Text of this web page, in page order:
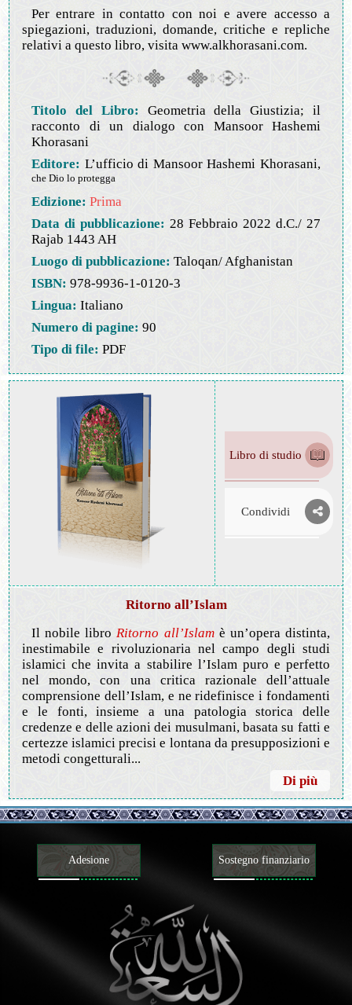
Per entrare in contatto con noi e avere accesso a
spiegazioni, traduzioni, domande, critiche e repliche
relativi a questo libro, visita www.alkhorasani.com.
Titolo del Libro: Geometria della Giustizia; il
racconto di un dialogo con Mansoor Hashemi
Khorasani
Editore: L’ufficio di Mansoor Hashemi Khorasani,
che Dio lo protegga
Edizione: Prima
Data di pubblicazione: 28 Febbraio 2022 d.C./ 27
Rajab 1443 AH
Luogo di pubblicazione: Taloqan/ Afghanistan
ISBN: 978-9936-1-0120-3
Lingua: Italiano
Numero di pagine: 90
Tipo di file: PDF
Libro di studio
Condividi
Ritorno all’Islam
Il nobile libro Ritorno all’Islamè un’opera distinta,
inestimabile e rivoluzionaria nel campo degli studi
islamici che invita a stabilire l’Islam puro e perfetto
nel mondo, con una critica razionale dell’attuale
comprensione dell’Islam, e ne ridefinisce i fondamenti
e le fonti, insieme a una patologia storica delle
credenze e delle azioni dei musulmani, basata su fatti e
certezze islamici precisi e lontana da presupposizioni e
metodi congetturali...
Di più
Adesione Sostegno finanziario